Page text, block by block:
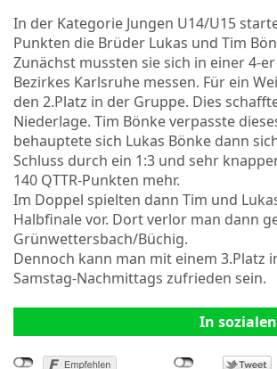
In der Kategorie Jungen U14/U15
Punkten die Brüder Lukas und Tim
Zunächst mussten sie sich in einer 4-
Bezirkes Karlsruhe messen. Für ein
den 2.Platz in der Gruppe. Dies
Niederlage. Tim Bönke verpasste
behauptete sich Lukas Bönke dann
Schluss durch ein 1:3 und sehr
140 QTTR-Punkten mehr.
Im Doppel spielten dann Tim und
Halbfinale vor. Dort verlor man dann
Grünwettersbach/Büchig.
Dennoch kann man mit einem 3.Platz
Samstag-Nachmittags zufrieden sein.
In